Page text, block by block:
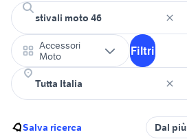
Accessori
Moto
Filtri
Salva ricerca Dal